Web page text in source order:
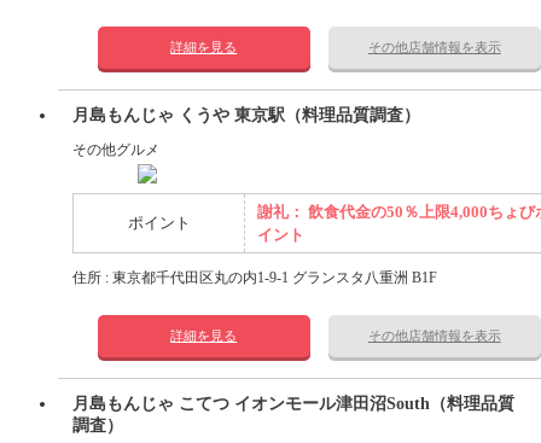
詳細を見る その他店舗情報を表示
月島もんじゃ くうや 東京駅（料理品質調査）
その他グルメ
ポイント
謝礼： 飲食代金の50％上限4,000ちょび
イント
住所 : 東京都千代田区丸の内1-9-1 グランスタ八重洲 B1F
詳細を見る その他店舗情報を表示
月島もんじゃ こてつ イオンモール津田沼South（料理品質
調査）